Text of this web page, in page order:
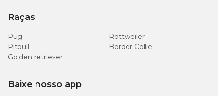
Raças
Pug
Rottweiler
Pitbull
Border Collie
Golden retriever
Baixe nosso app